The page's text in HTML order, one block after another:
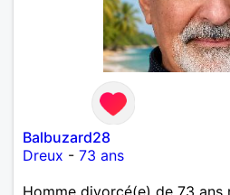
Balbuzard28
Dreux - 73 ans
Homme divorcé(e) de 73 ans